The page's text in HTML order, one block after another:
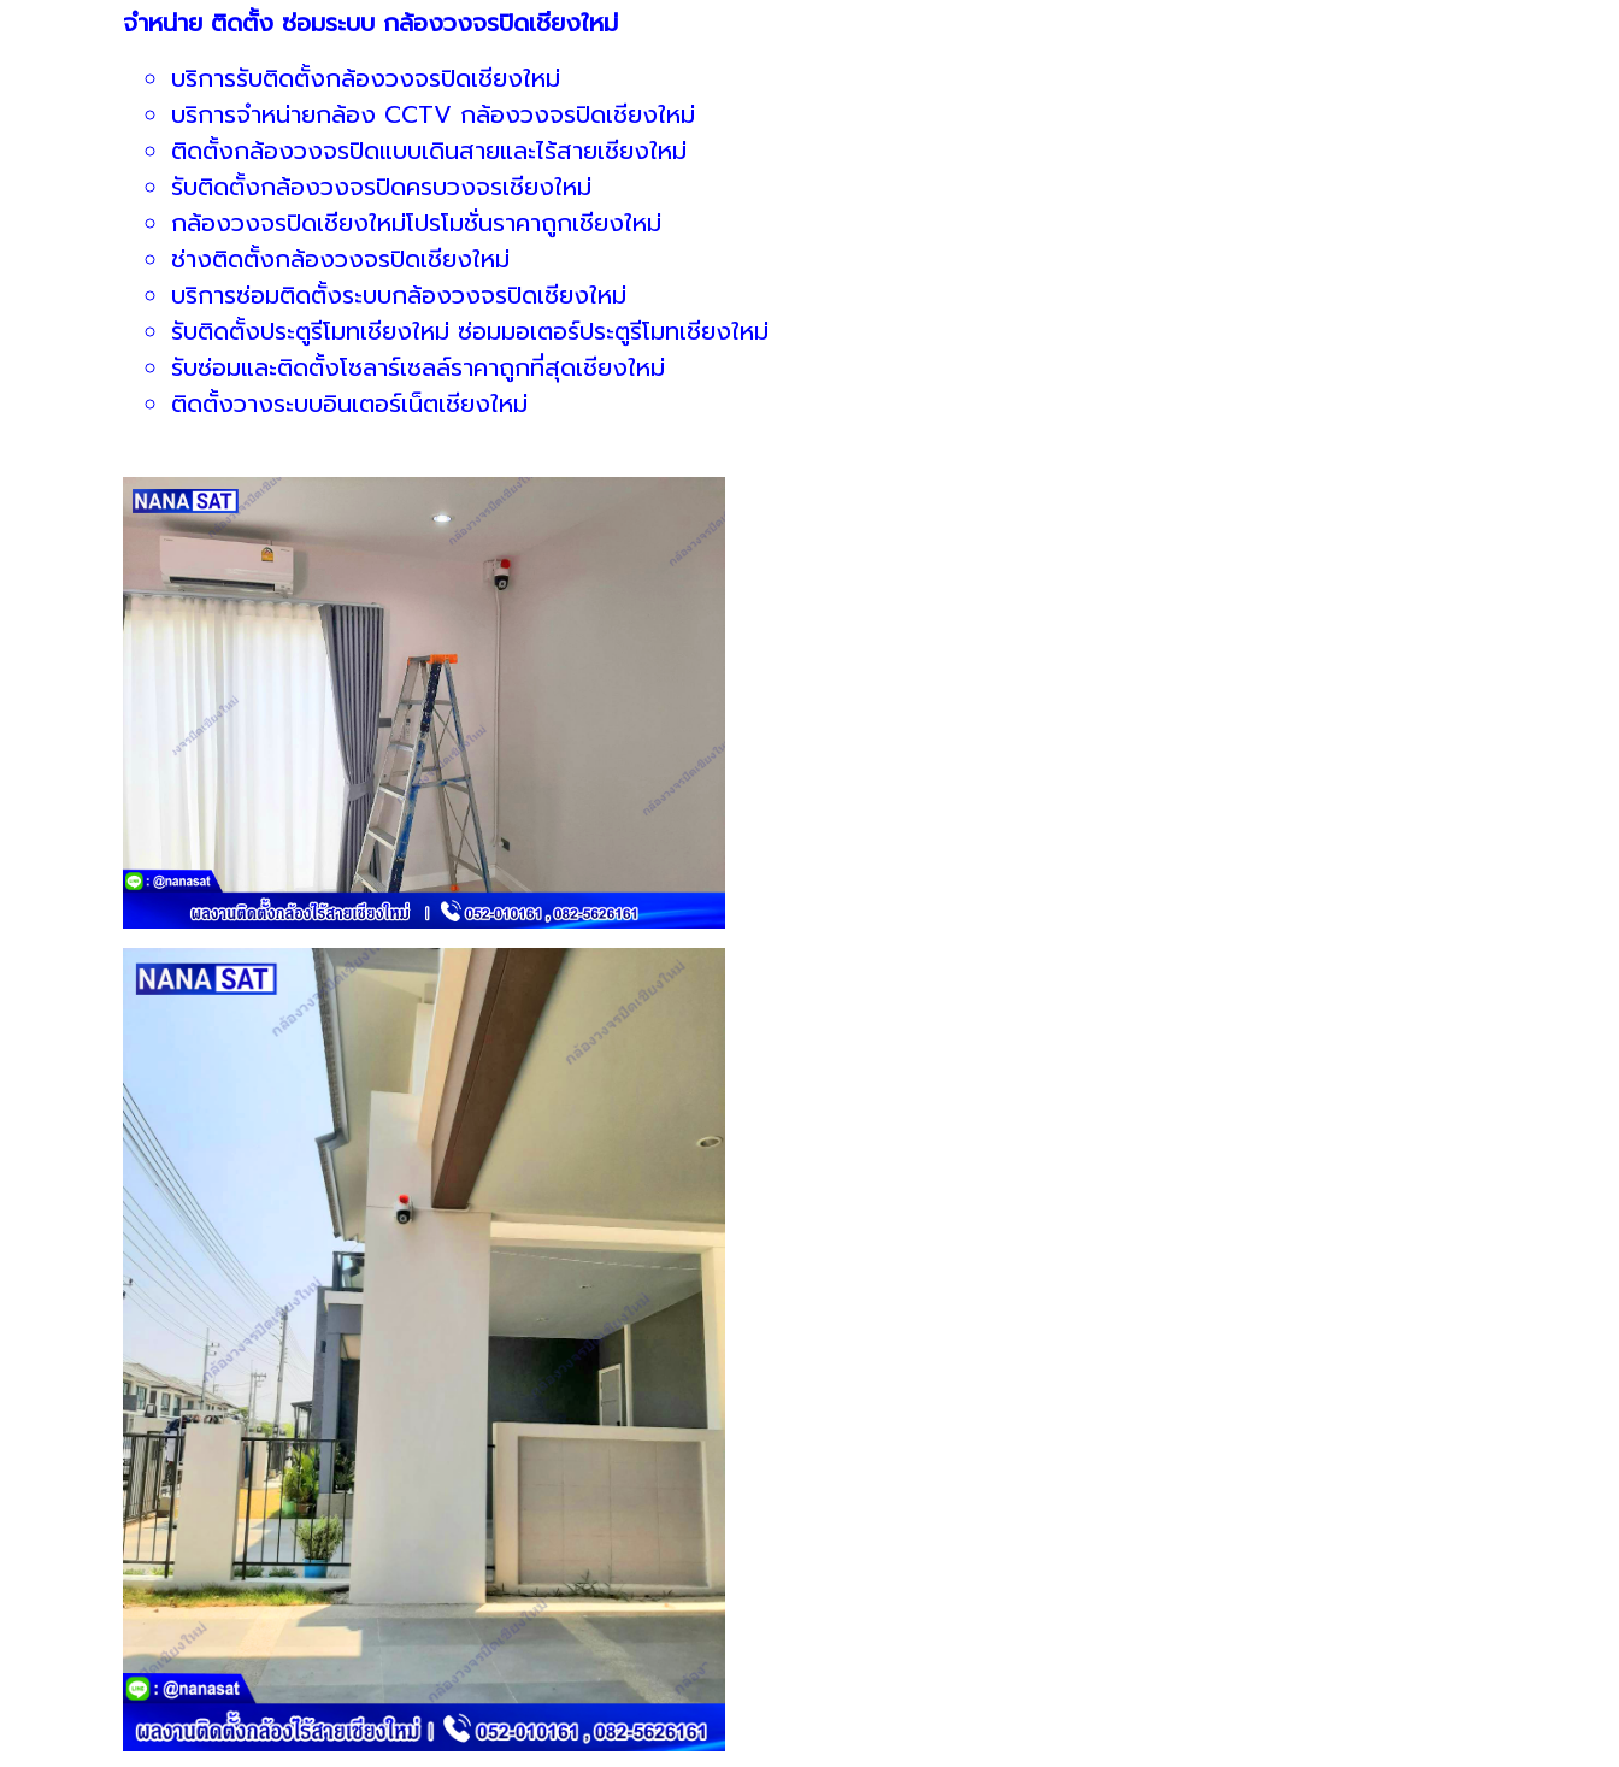
จำหน่าย ติดตั้ง ซ่อมระบบ กล้องวงจรปิดเชียงใหม่
บริการรับติดตั้งกล้องวงจรปิดเชียงใหม่
บริการจำหน่ายกล้อง CCTV กล้องวงจรปิดเชียงใหม่
ติดตั้งกล้องวงจรปิดแบบเดินสายและไร้สายเชียงใหม่
รับติดตั้งกล้องวงจรปิดครบวงจรเชียงใหม่
กล้องวงจรปิดเชียงใหม่โปรโมชั่นราคาถูกเชียงใหม่
ช่างติดตั้งกล้องวงจรปิดเชียงใหม่
บริการซ่อมติดตั้งระบบกล้องวงจรปิดเชียงใหม่
รับติดตั้งประตูรีโมทเชียงใหม่ ซ่อมมอเตอร์ประตูรีโมทเชียงใหม่
รับซ่อมและติดตั้งโซลาร์เซลล์ราคาถูกที่สุดเชียงใหม่
ติดตั้งวางระบบอินเตอร์เน็ตเชียงใหม่